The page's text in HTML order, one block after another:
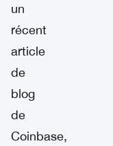
un
récent
article
de
blog
de
Coinbase,